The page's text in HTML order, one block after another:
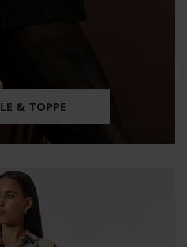
Statistiske
& TOPPE